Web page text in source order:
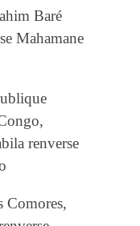
Baré
Mahamane
renverse
Comores,